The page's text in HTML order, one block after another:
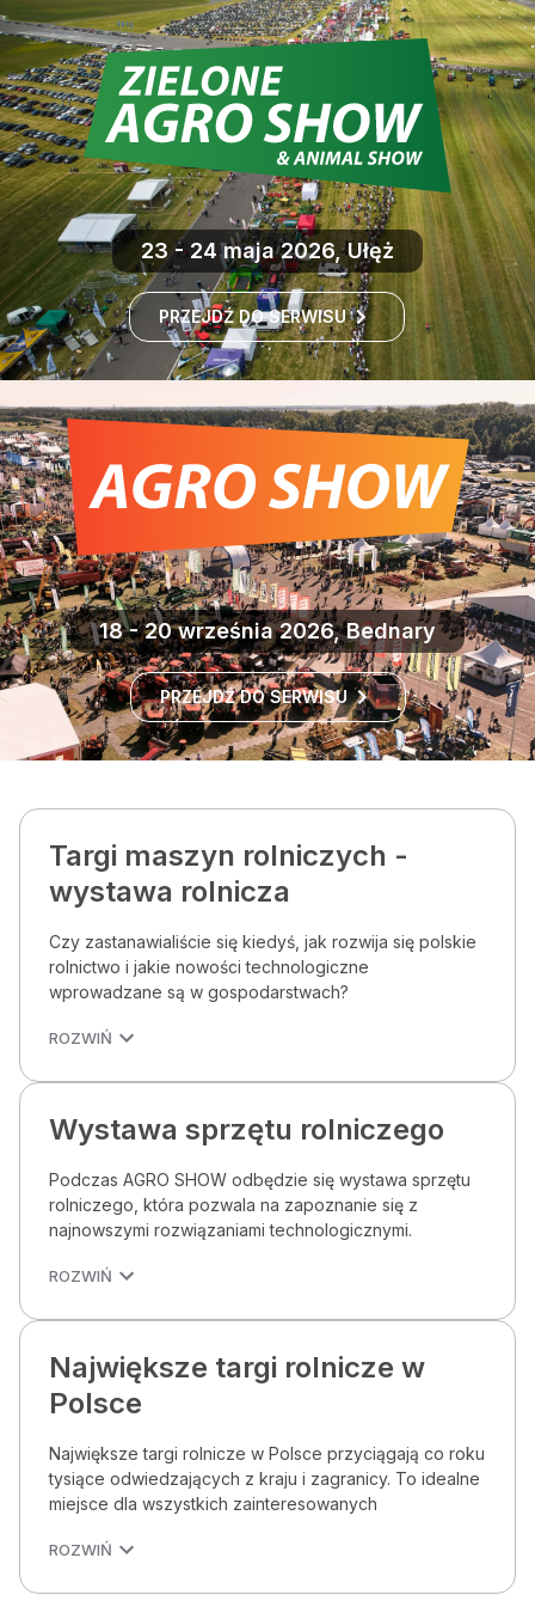
23 - 24 maja 2026, Ułęż
PRZEJDŹ DO SERWISU
18 - 20 września 2026, Bednary
PRZEJDŹ DO SERWISU
Targi maszyn rolniczych -
wystawa rolnicza
Czy zastanawialiście się kiedyś, jak rozwija się polskie
rolnictwo i jakie nowości technologiczne
wprowadzane są w gospodarstwach?
ROZWIŃ
Wystawa sprzętu rolniczego
Podczas AGRO SHOW odbędzie się wystawa sprzętu
rolniczego, która pozwala na zapoznanie się z
najnowszymi rozwiązaniami technologicznymi.
ROZWIŃ
Największe targi rolnicze w
Polsce
Największe targi rolnicze w Polsce przyciągają co roku
tysiące odwiedzających z kraju i zagranicy. To idealne
miejsce dla wszystkich zainteresowanych
ROZWIŃ